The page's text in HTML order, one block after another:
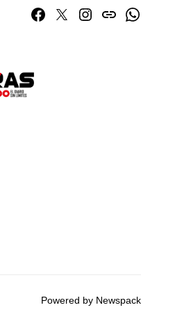
Facebook
TwitterInstagram
issuuWhatsapp
Powered by Newspack